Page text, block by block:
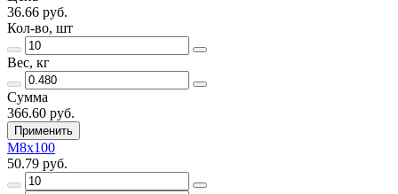
36.66 руб.
Кол-во, шт
Вес, кг
Сумма
366.60 руб.
Применить
М8х100
50.79 руб.